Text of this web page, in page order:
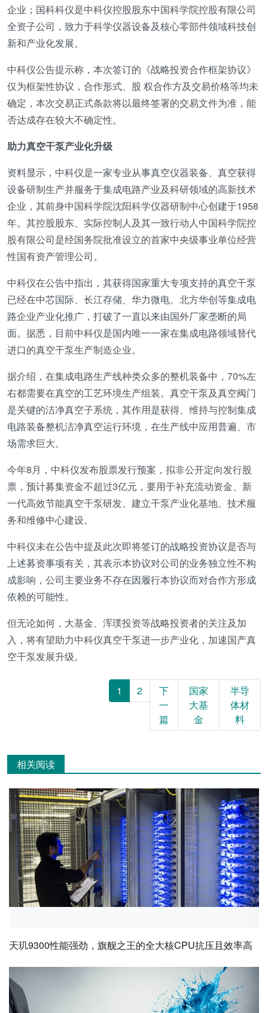
企业；国科科仪是中科仪控股股东中国科学院控股有限公司
全资子公司，致力于科学仪器设备及核心零部件领域科技创
新和产业化发展。
中科仪公告提示称，本次签订的《战略投资合作框架协议》
仅为框架性协议，合作形式、股 权合作方及交易价格等均未
确定，本次交易正式条款将以最终签署的交易文件为准，能
否达成存在较大不确定性。
助力真空干泵产业化升级
资料显示，中科仪是一家专业从事真空仪器装备、真空获得
设备研制生产并服务于集成电路产业及科研领域的高新技术
企业，其前身中国科学院沈阳科学仪器研制中心创建于1958
年。其控股股东、实际控制人及其一致行动人中国科学院控
股有限公司是经国务院批准设立的首家中央级事业单位经营
性国有资产管理公司。
中科仪在公告中指出，其获得国家重大专项支持的真空干泵
已经在中芯国际、长江存储、华力微电、北方华创等集成电
路企业产业化推广，打破了一直以来由国外厂家垄断的局
面。据悉，目前中科仪是国内唯一一家在集成电路领域替代
进口的真空干泵生产制造企业。
据介绍，在集成电路生产线种类众多的整机装备中，70%左
右都需要在真空的工艺环境生产组装。真空干泵及真空阀门
是关键的洁净真空子系统，其作用是获得、维持与控制集成
电路装备整机洁净真空运行环境，在生产线中应用普遍、市
场需求巨大。
今年8月，中科仪发布股票发行预案，拟非公开定向发行股
票，预计募集资金不超过3亿元，要用于补充流动资金、新
一代高效节能真空干泵研发、建立干泵产业化基地、技术服
务和维修中心建设。
中科仪未在公告中提及此次即将签订的战略投资协议是否与
上述募资事项有关，其表示本协议对公司的业务独立性不构
成影响，公司主要业务不存在因履行本协议而对合作方形成
依赖的可能性。
但无论如何，大基金、浑璞投资等战略投资者的关注及加
入，将有望助力中科仪真空干泵进一步产业化，加速国产真
空干泵发展升级。
1 2
下
一
篇
国家
大基
金
半导
体材
料
相关阅读
天玑9300性能强劲，旗舰之王的全大核CPU抗压且效率高